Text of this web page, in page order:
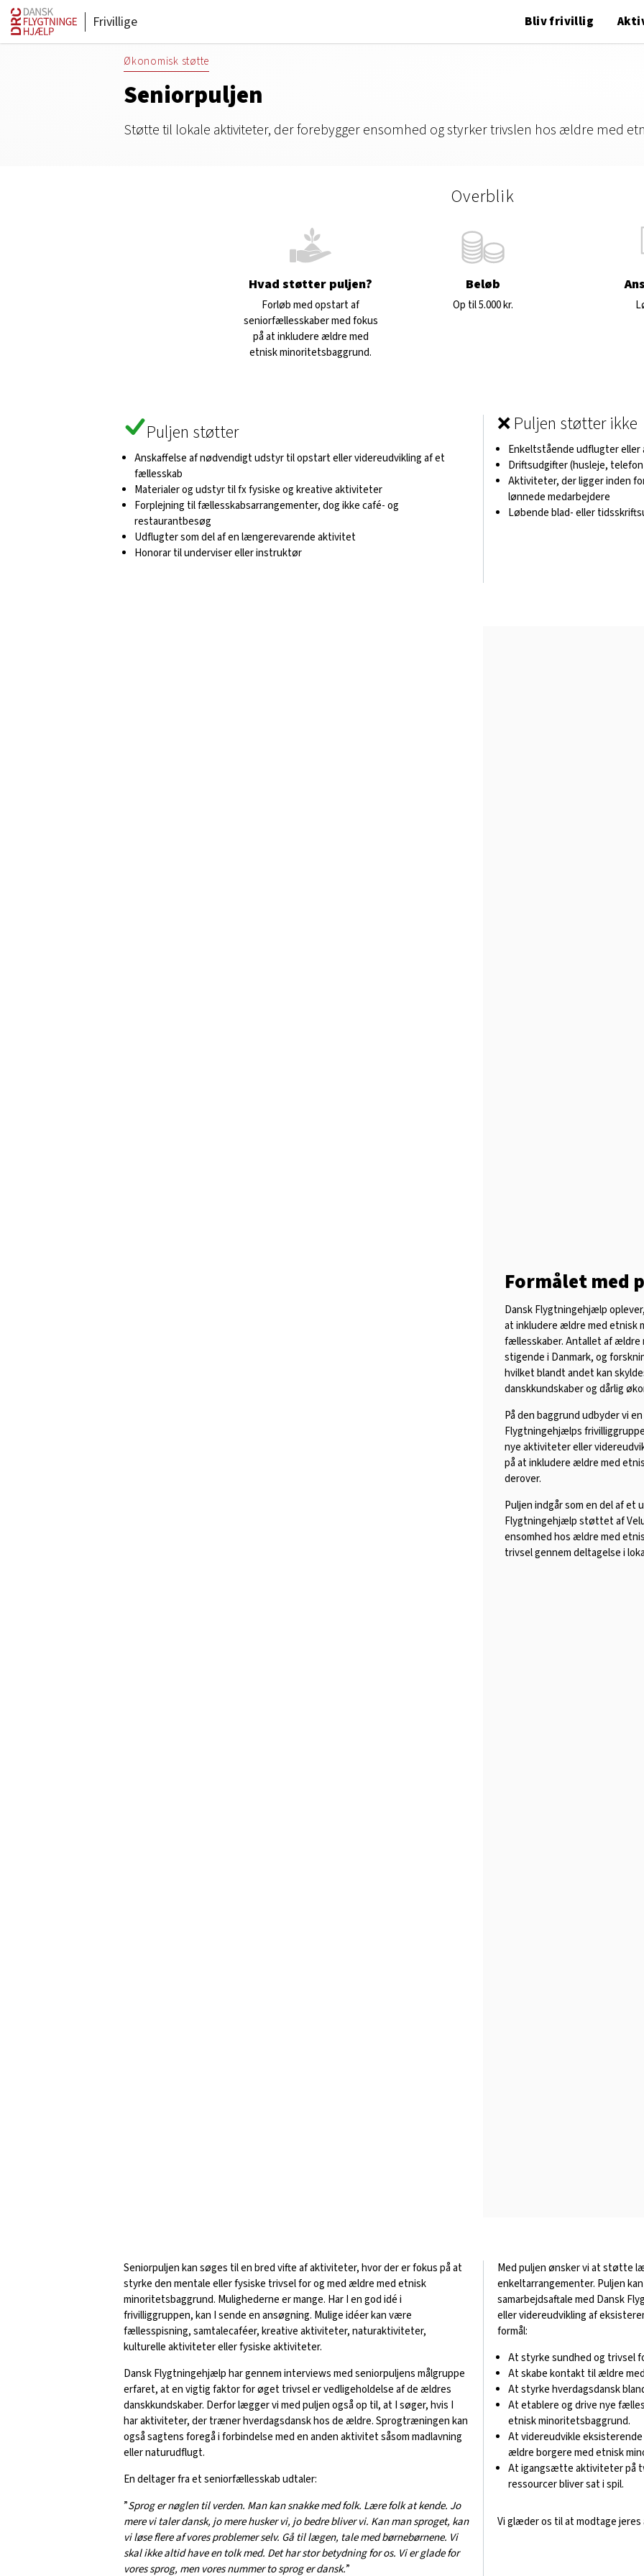
Frivillige Bliv frivillig
Økonomisk støtte
Seniorpuljen
Støtte til lokale aktiviteter, der forebygger ensomhed og styrker trivslen hos ældre med
Overblik
Hvad støtter puljen?
Forløb med opstart af
seniorfællesskaber med fokus
på at inkludere ældre med
etnisk minoritetsbaggrund.
Beløb
Op til 5.000 kr.
Puljen støtter
Anskaffelse af nødvendigt udstyr til opstart eller videreudvikling af et
fællesskab
Materialer og udstyr til fx fysiske og kreative aktiviteter
Forplejning til fællesskabsarrangementer, dog ikke café- og
restaurantbesøg
Udflugter som del af en længerevarende aktivitet
Honorar til underviser eller instruktør
❌ Puljen støtter ikke
Enkeltstående udflugter
Driftsudgifter (husleje, telefon
Aktiviteter, der ligger inden
lønnede medarbejdere
Løbende blad- eller
Formålet med
Dansk Flygtningehjælp
at inkludere ældre med etnisk
fællesskaber. Antallet af ældre
stigende i Danmark, og
hvilket blandt andet kan
danskkundskaber og dårlig
På den baggrund udbyder vi
Flygtningehjælps
nye aktiviteter eller
på at inkludere ældre med
derover.
Puljen indgår som en del af et
Flygtningehjælp støttet af
ensomhed hos ældre med
trivsel gennem deltagelse i
Seniorpuljen kan søges til en bred vifte af aktiviteter, hvor der er fokus på at
styrke den mentale eller fysiske trivsel for og med ældre med etnisk
minoritetsbaggrund. Mulighederne er mange. Har I en god idé i
frivilliggruppen, kan I sende en ansøgning. Mulige idéer kan være
fællesspisning, samtalecaféer, kreative aktiviteter, naturaktiviteter,
kulturelle aktiviteter eller fysiske aktiviteter.
Dansk Flygtningehjælp har gennem interviews med seniorpuljens målgruppe
erfaret, at en vigtig faktor for øget trivsel er vedligeholdelse af de ældres
danskkundskaber. Derfor lægger vi med puljen også op til, at I søger, hvis I
har aktiviteter, der træner hverdagsdansk hos de ældre. Sprogtræningen kan
også sagtens foregå i forbindelse med en anden aktivitet såsom madlavning
eller naturudflugt.
En deltager fra et seniorfællesskab udtaler:
”Sprog er nøglen til verden. Man kan snakke med folk. Lære folk at kende. Jo
mere vi taler dansk, jo mere husker vi, jo bedre bliver vi. Kan man sproget, kan
vi løse flere af vores problemer selv. Gå til lægen, tale med børnebørnene. Vi
skal ikke altid have en tolk med. Det har stor betydning for os. Vi er glade for
vores sprog, men vores nummer to sprog er dansk.”
Med puljen ønsker vi at støtte
enkeltarrangementer. Puljen
samarbejdsaftale med Dansk
eller videreudvikling af
formål:
At styrke sundhed og trivsel
At skabe kontakt til ældre
At styrke hverdagsdansk
At etablere og drive nye
etnisk minoritetsbaggrund.
At videreudvikle
ældre borgere med etnisk
At igangsætte aktiviteter på
ressourcer bliver sat i spil.
Vi glæder os til at modtage jeres